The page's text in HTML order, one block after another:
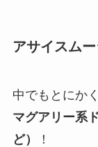
アサイスム
中でもとにか
マグアリー系
ど）
！